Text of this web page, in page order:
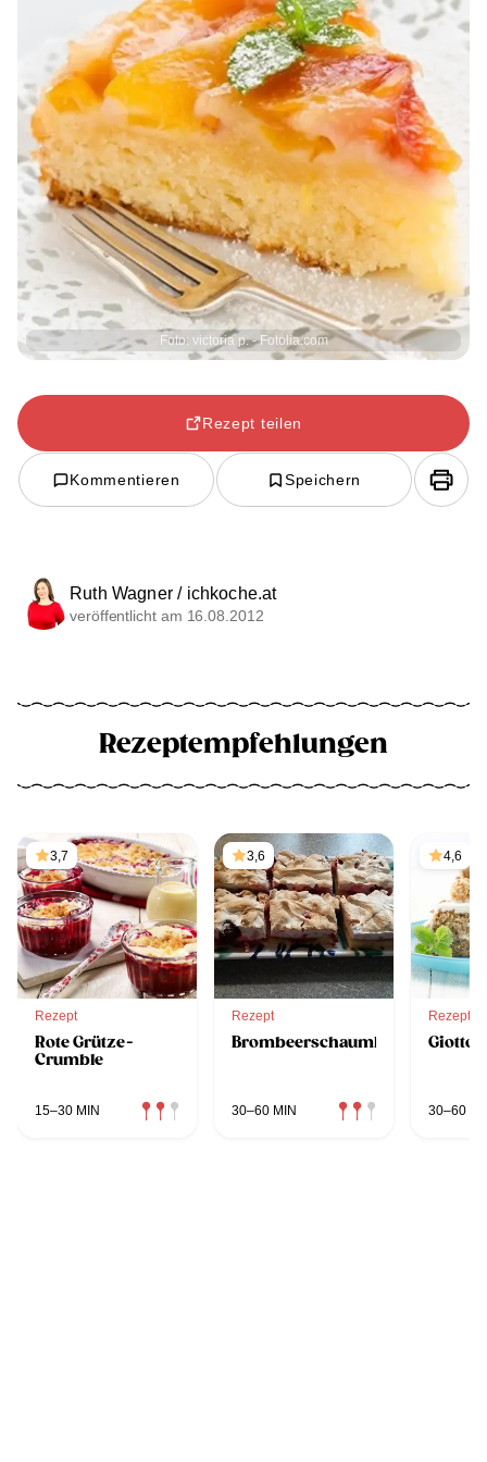
Foto: victoria p. - Fotolia.com
Rezept teilen
Kommentieren Speichern
Ruth Wagner / ichkoche.at
veröffentlicht am 16.08.2012
Rezeptempfehlungen
3,7
Rezept
Rote Grütze-
Crumble
15–30 MIN
3,6
Rezept
Brombeerschaumkuchen
30–60 MIN
4,6
Rezept
Giotto-
30–60